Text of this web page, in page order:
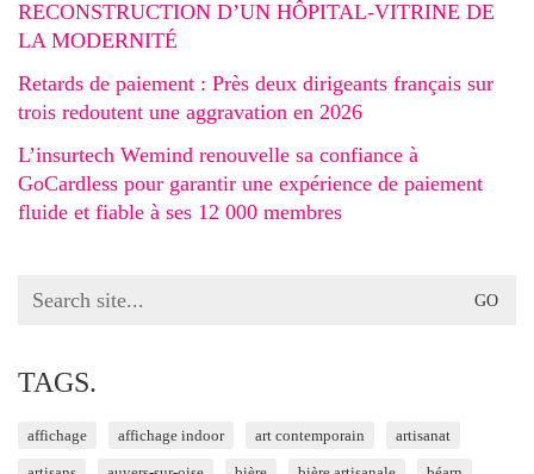
RECONSTRUCTION D’UN HÔPITAL-VITRINE DE
LA MODERNITÉ
Retards de paiement : Près deux dirigeants français sur
trois redoutent une aggravation en 2026
L’insurtech Wemind renouvelle sa confiance à
GoCardless pour garantir une expérience de paiement
fluide et fiable à ses 12 000 membres
Search
TAGS.
affichage affichage indoor art contemporain artisanat